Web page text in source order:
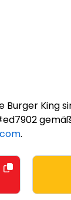
Burger King
.